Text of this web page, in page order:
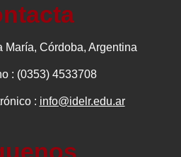
María, Córdoba, Argentina
: (0353) 4533708
: info@idelr.edu.ar